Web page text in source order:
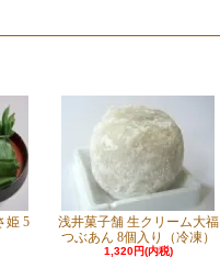
姫 5
浅井菓子舗 生クリーム大福
つぶあん 8個入り（冷凍）
1,320円(内税)